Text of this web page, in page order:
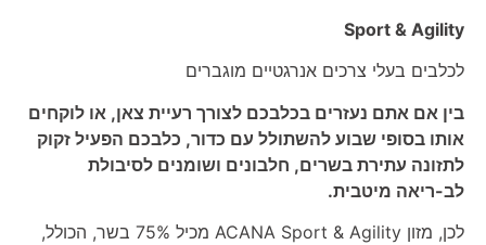
Sport & Agility
לכלבים בעלי צרכים אנרגטיים מוגברים
בין אם אתם נעזרים בכלבכם לצורך רעיית צאן, או לוקחים
אותו בסופי שבוע להשתולל עם כדור, כלבכם הפעיל זקוק
לתזונה עתירת בשרים, חלבונים ושומנים לסיבולת
לב-ריאה מיטבית.
לכן, מזון ACANA Sport & Agility מכיל 75% בשר, הכולל,